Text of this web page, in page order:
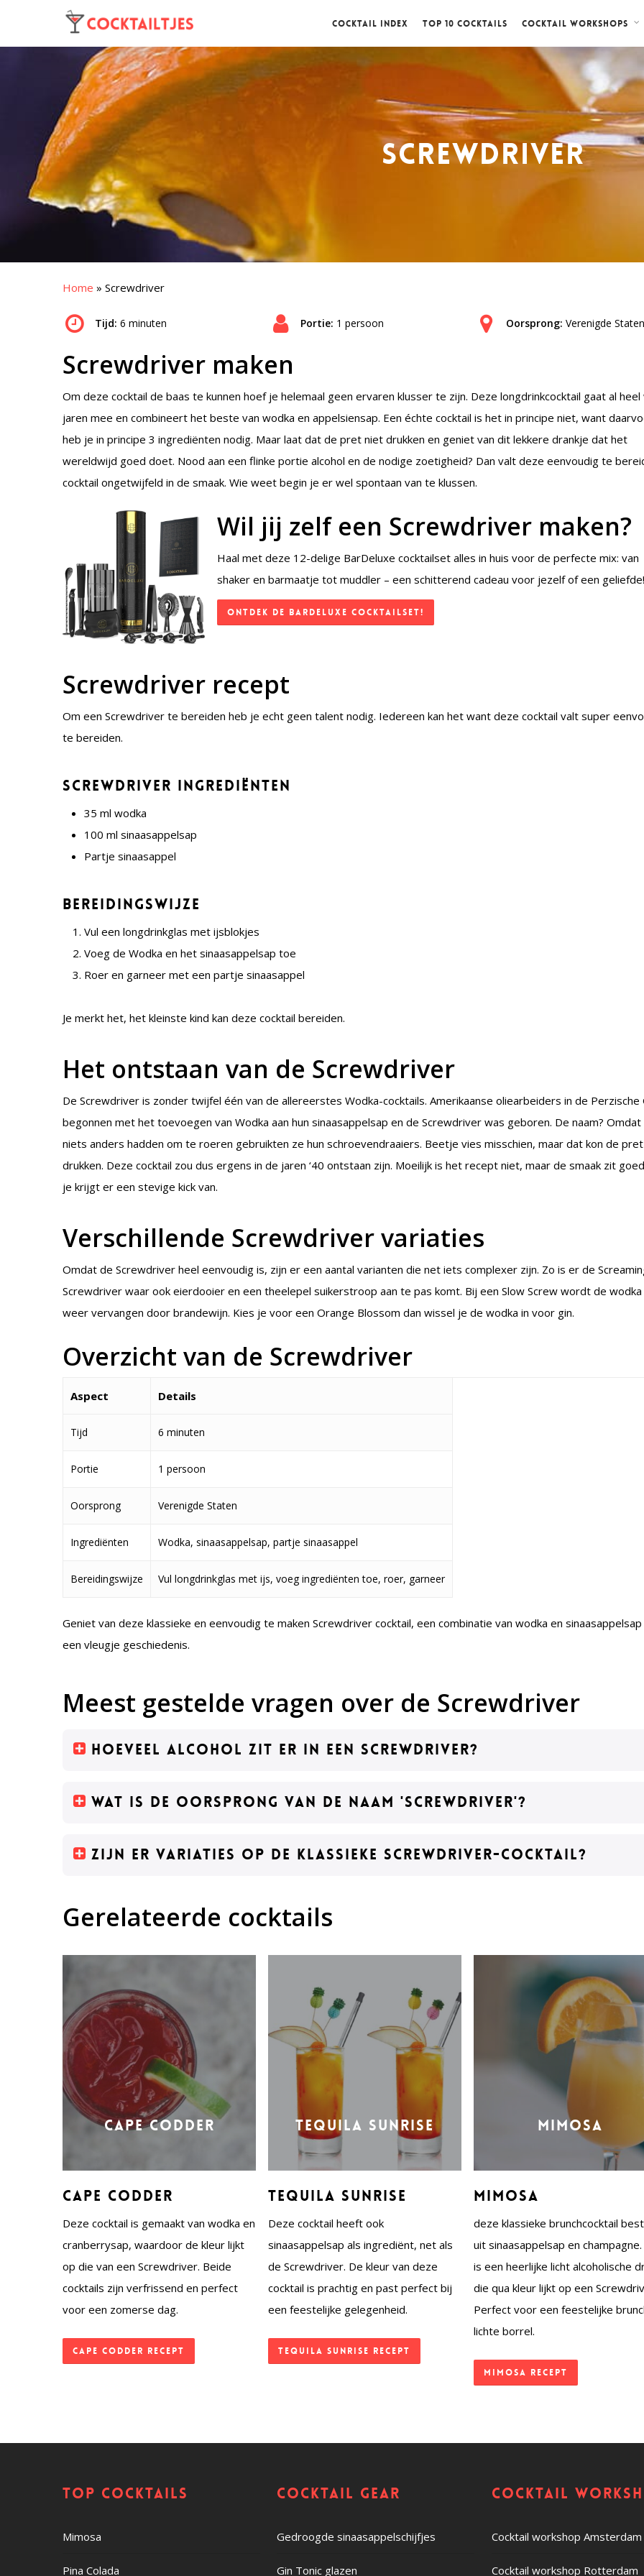
Cocktail index Top 10 cocktails Cocktail workshops
Screwdriver
Home » Screwdriver
Tijd: 6 minuten Portie: 1 persoon Oorsprong: Verenigde
Screwdriver maken
Om deze cocktail de baas te kunnen hoef je helemaal geen ervaren klusser te zijn. Deze longdrinkcocktail gaat al
jaren mee en combineert het beste van wodka en appelsiensap. Een échte cocktail is het in principe niet, want
heb je in principe 3 ingrediënten nodig. Maar laat dat de pret niet drukken en geniet van dit lekkere drankje dat het
wereldwijd goed doet. Nood aan een flinke portie alcohol en de nodige zoetigheid? Dan valt deze eenvoudig te
cocktail ongetwijfeld in de smaak. Wie weet begin je er wel spontaan van te klussen.
Wil jij zelf een Screwdriver maken?
Haal met deze 12-delige BarDeluxe cocktailset alles in huis voor de perfecte mix: van
shaker en barmaatje tot muddler – een schitterend cadeau voor jezelf of een geliefde!
Ontdek de BarDeluxe Cocktailset!
Screwdriver recept
Om een Screwdriver te bereiden heb je echt geen talent nodig. Iedereen kan het want deze cocktail valt super
te bereiden.
Screwdriver ingrediënten
35 ml wodka
100 ml sinaasappelsap
Partje sinaasappel
Bereidingswijze
Vul een longdrinkglas met ijsblokjes
Voeg de Wodka en het sinaasappelsap toe
Roer en garneer met een partje sinaasappel
Je merkt het, het kleinste kind kan deze cocktail bereiden.
Het ontstaan van de Screwdriver
De Screwdriver is zonder twijfel één van de allereerstes Wodka-cocktails. Amerikaanse oliearbeiders in de Perzische
begonnen met het toevoegen van Wodka aan hun sinaasappelsap en de Screwdriver was geboren. De naam?
niets anders hadden om te roeren gebruikten ze hun schroevendraaiers. Beetje vies misschien, maar dat kon de
drukken. Deze cocktail zou dus ergens in de jaren ‘40 ontstaan zijn. Moeilijk is het recept niet, maar de smaak zit
je krijgt er een stevige kick van.
Verschillende Screwdriver variaties
Omdat de Screwdriver heel eenvoudig is, zijn er een aantal varianten die net iets complexer zijn. Zo is er de
Screwdriver waar ook eierdooier en een theelepel suikerstroop aan te pas komt. Bij een Slow Screw wordt de wodka
weer vervangen door brandewijn. Kies je voor een Orange Blossom dan wissel je de wodka in voor gin.
Overzicht van de Screwdriver
Aspect Details
Tijd 6 minuten
Portie 1 persoon
Oorsprong Verenigde Staten
Ingrediënten Wodka, sinaasappelsap, partje sinaasappel
Bereidingswijze Vul longdrinkglas met ijs, voeg ingrediënten toe, roer, garneer
Geniet van deze klassieke en eenvoudig te maken Screwdriver cocktail, een combinatie van wodka en
een vleugje geschiedenis.
Meest gestelde vragen over de Screwdriver
Hoeveel alcohol zit er in een Screwdriver?
Wat is de oorsprong van de naam 'Screwdriver'?
Zijn er variaties op de klassieke Screwdriver-cocktail?
Gerelateerde cocktails
Cape Codder
Cape Codder
Deze cocktail is gemaakt van wodka en
cranberrysap, waardoor de kleur lijkt
op die van een Screwdriver. Beide
cocktails zijn verfrissend en perfect
voor een zomerse dag.
Cape Codder recept
Tequila Sunrise
Tequila Sunrise
Deze cocktail heeft ook
sinaasappelsap als ingrediënt, net als
de Screwdriver. De kleur van deze
cocktail is prachtig en past perfect bij
een feestelijke gelegenheid.
Tequila Sunrise recept
Mimosa
Mimosa
deze klassieke brunchcocktail
uit sinaasappelsap en
is een heerlijke licht alcoholische
die qua kleur lijkt op een
Perfect voor een feestelijke
lichte borrel.
Mimosa recept
Top cocktails
Mimosa
Pina Colada
Cocktail gear
Gedroogde sinaasappelschijfjes
Gin Tonic glazen
Cocktail
Cocktail workshop Amsterdam
Cocktail workshop Rotterdam